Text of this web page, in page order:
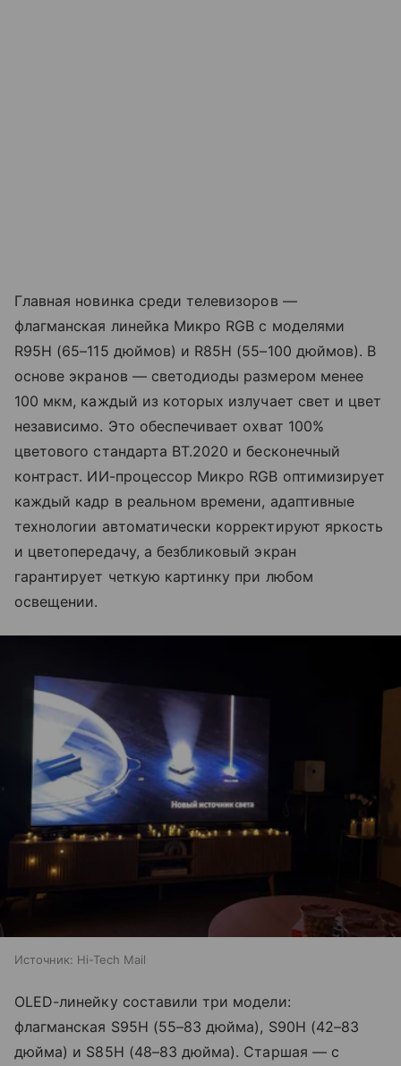
Главная новинка среди телевизоров —
флагманская линейка Микро RGB с моделями
R95H (65–115 дюймов) и R85H (55–100 дюймов). В
основе экранов — светодиоды размером менее
100 мкм, каждый из которых излучает свет и цвет
независимо. Это обеспечивает охват 100%
цветового стандарта BT.2020 и бесконечный
контраст. ИИ-процессор Микро RGB оптимизирует
каждый кадр в реальном времени, адаптивные
технологии автоматически корректируют яркость
и цветопередачу, а безбликовый экран
гарантирует четкую картинку при любом
освещении.
Источник: Hi-Tech Mail
OLED-линейку составили три модели:
флагманская S95H (55–83 дюйма), S90H (42–83
дюйма) и S85H (48–83 дюйма). Старшая — с